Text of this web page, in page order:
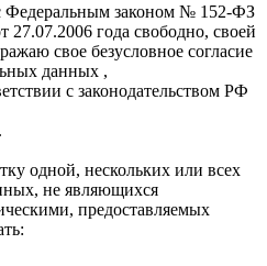
Федеральным законом № 152-ФЗ
года свободно, своей
свое безусловное согласие
данных ,
с законодательством РФ
одной, нескольких или всех
не являющихся
предоставляемых